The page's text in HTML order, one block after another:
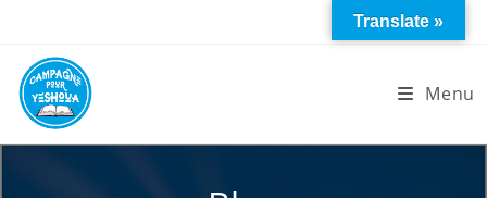
content
Menu
Translate »